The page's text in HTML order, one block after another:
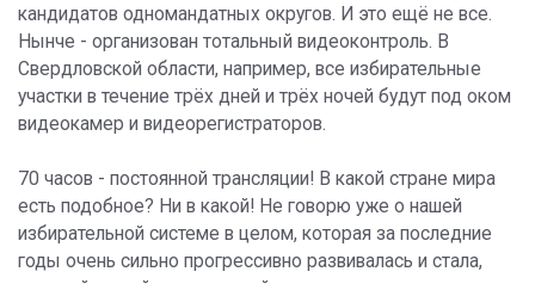
кандидатов одномандатных округов. И это ещё не все.
Нынче - организован тотальный видеоконтроль. В
Свердловской области, например, все избирательные
участки в течение трёх дней и трёх ночей будут под оком
видеокамер и видеорегистраторов.
70 часов - постоянной трансляции! В какой стране мира
есть подобное? Ни в какой! Не говорю уже о нашей
избирательной системе в целом, которая за последние
годы очень сильно прогрессивно развивалась и стала,